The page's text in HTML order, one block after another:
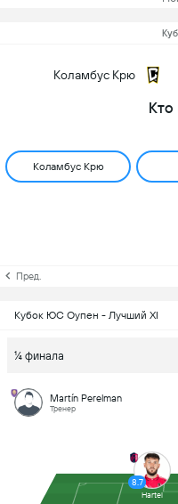
Коламбус Крю
Кто
Коламбус Крю
Пред.
Кубок ЮС Оупен - Лучший XI
¼ финала
Martín Perelman
Тренер
8.7
Hartel